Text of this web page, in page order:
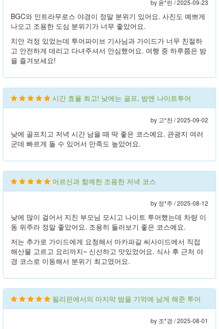
by 윤*린 /2025-09-23
BGC와 인트라무로스 야경이 정말 분위기 있어요. 사진도 예쁘게
나오고 조용한 도심 분위기가 너무 좋았어요.
치안 걱정 있었는데 투어파이브 기사님과 가이드가 너무 친절하
고 안전하게 데리고 다녀주셔서 안심했어요. 여행 중 하루쯤은 밤
을 즐겨보세요!
시간 효율 최고! 낮에는 골프, 밤엔 나이트투어
by 고*찬 /2025-09-02
낮에 골프치고 저녁 시간 남을 때 딱 좋은 코스예요. 관광지 여러
군데 빠르게 돌 수 있어서 만족도 높았어요.
어르신과 함께한 조용한 저녁 코스
by 정*주 /2025-08-12
낮에 많이 걸어서 지친 부모님 모시고 나이트 투어했는데 차량 이
동 위주라 정말 좋았어요. 조용히 둘러보기 좋은 코스예요.
저는 추가로 가이드에게 요청해서 마카파갈 씨사이드에서 직접
해산물 고르고 요리까지~ 신선하고 맛있었어요. 식사 후 근처 야
경 코스로 이동해서 분위기 최고였어요.
필리핀에서의 마지막 밤을 기억에 남게 해준 투어
by 조*경 /2025-08-01